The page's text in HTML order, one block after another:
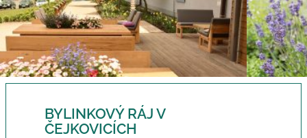
BYLINKOVÝ RÁJ V
ČEJKOVICÍCH